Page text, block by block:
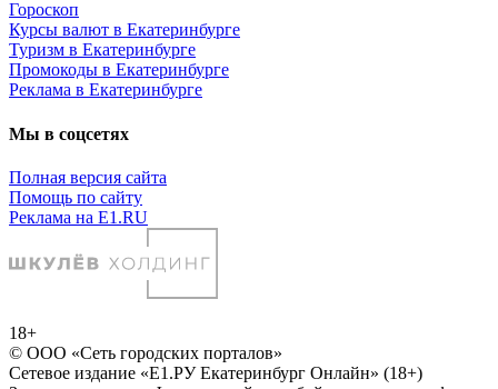
Гороскоп
Курсы валют в Екатеринбурге
Туризм в Екатеринбурге
Промокоды в Екатеринбурге
Реклама в Екатеринбурге
Мы в соцсетях
Полная версия сайта
Помощь по сайту
Реклама на E1.RU
18+
© ООО «Сеть городских порталов»
Сетевое издание «Е1.РУ Екатеринбург Онлайн» (18+)